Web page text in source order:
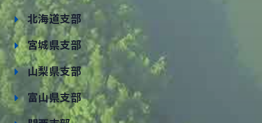
北海道支部
宮城県支部
山梨県支部
富山県支部